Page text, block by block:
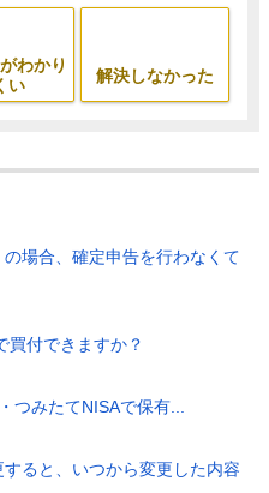
わかり
い
解決しなかった
場合、確定申告を行わなくて
買付できますか？
つみたてNISAで保有...
ると、いつから変更した内容